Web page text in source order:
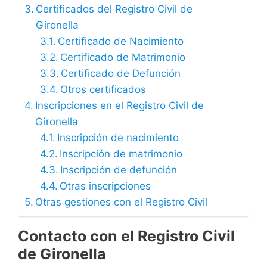
Certificados del Registro Civil de
Gironella
Certificado de Nacimiento
Certificado de Matrimonio
Certificado de Defunción
Otros certificados
Inscripciones en el Registro Civil de
Gironella
Inscripción de nacimiento
Inscripción de matrimonio
Inscripción de defunción
Otras inscripciones
Otras gestiones con el Registro Civil
Contacto con el Registro Civil
de Gironella